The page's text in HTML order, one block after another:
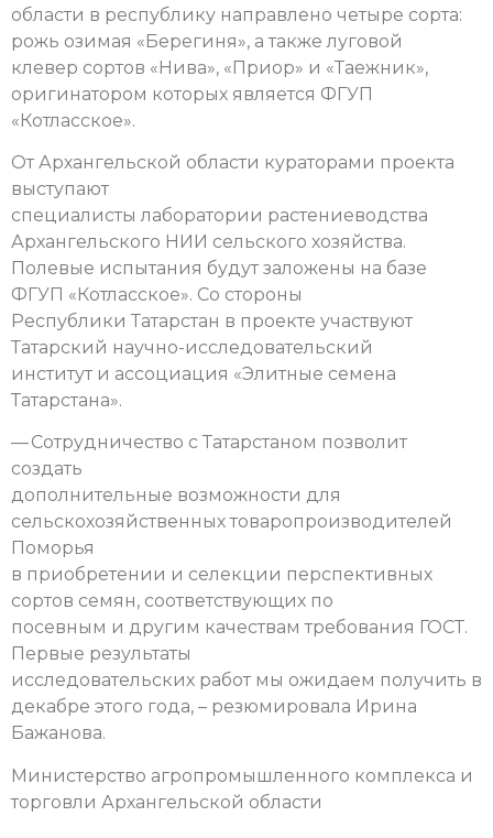
области в республику направлено четыре сорта:
рожь озимая «Берегиня», а также луговой
клевер сортов «Нива», «Приор» и «Таежник»,
оригинатором которых является ФГУП
«Котласское».
От Архангельской области кураторами проекта
выступают
специалисты лаборатории растениеводства
Архангельского НИИ сельского хозяйства.
Полевые испытания будут заложены на базе
ФГУП «Котласское». Со стороны
Республики Татарстан в проекте участвуют
Татарский научно-исследовательский
институт и ассоциация «Элитные семена
Татарстана».
— Сотрудничество с Татарстаном позволит
создать
дополнительные возможности для
сельскохозяйственных товаропроизводителей
Поморья
в приобретении и селекции перспективных
сортов семян, соответствующих по
посевным и другим качествам требования ГОСТ.
Первые результаты
исследовательских работ мы ожидаем получить в
декабре этого года, – резюмировала Ирина
Бажанова.
Министерство агропромышленного комплекса и
торговли Архангельской области